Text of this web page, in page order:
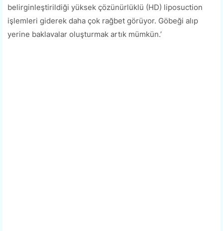
belirginleştirildiği yüksek çözünürlüklü (HD) liposuction
işlemleri giderek daha çok rağbet görüyor. Göbeği alıp
yerine baklavalar oluşturmak artık mümkün.’